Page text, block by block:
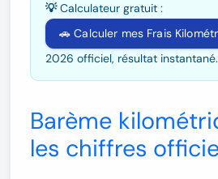
💡 Calculateur gratuit :
🚗 Calculer mes Frais
2026 officiel, résultat instantané.
Barème
les chiffres